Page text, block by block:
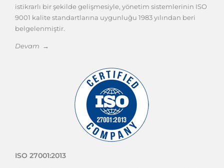
istikrarlı bir şekilde gelişmesiyle, yönetim sistemlerinin ISO
9001 kalite standartlarına uygunluğu 1983 yılından beri
belgelenmiştir.
Devam →
ISO 27001:2013